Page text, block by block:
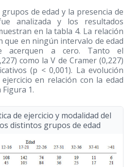
de edad y la presencia de
analizada y los resultados
en la tabla 4. La relación
que en ningún intervalo de edad
acerquen a cero. Tanto el
como la V de Cramer (0,227)
(p < 0,001). La evolución
en relación con la edad
1.
de ejercicio y modalidad del
distintos grupos de edad